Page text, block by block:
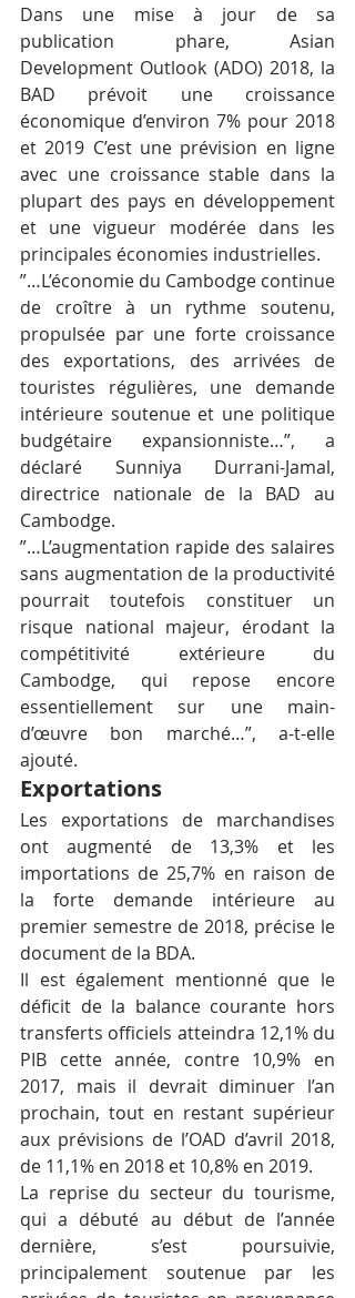
Dans une mise à jour de sa
publication phare, Asian
Development Outlook (ADO) 2018, la
BAD prévoit une croissance
économique d’environ 7% pour 2018
et 2019 C’est une prévision en ligne
avec une croissance stable dans la
plupart des pays en développement
et une vigueur modérée dans les
principales économies industrielles.
”…L’économie du Cambodge continue
de croître à un rythme soutenu,
propulsée par une forte croissance
des exportations, des arrivées de
touristes régulières, une demande
intérieure soutenue et une politique
budgétaire expansionniste…”, a
déclaré Sunniya Durrani-Jamal,
directrice nationale de la BAD au
Cambodge.
”…L’augmentation rapide des salaires
sans augmentation de la productivité
pourrait toutefois constituer un
risque national majeur, érodant la
compétitivité extérieure du
Cambodge, qui repose encore
essentiellement sur une main-
d’œuvre bon marché…”, a-t-elle
ajouté.
Exportations
Les exportations de marchandises
ont augmenté de 13,3% et les
importations de 25,7% en raison de
la forte demande intérieure au
premier semestre de 2018, précise le
document de la BDA.
Il est également mentionné que le
déficit de la balance courante hors
transferts officiels atteindra 12,1% du
PIB cette année, contre 10,9% en
2017, mais il devrait diminuer l’an
prochain, tout en restant supérieur
aux prévisions de l’OAD d’avril 2018,
de 11,1% en 2018 et 10,8% en 2019.
La reprise du secteur du tourisme,
qui a débuté au début de l’année
dernière, s’est poursuivie,
principalement soutenue par les